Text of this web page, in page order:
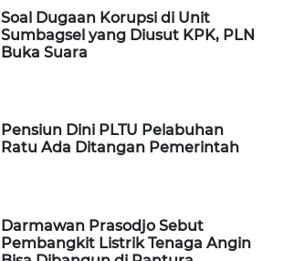
Soal Dugaan Korupsi di Unit
Sumbagsel yang Diusut KPK, PLN
Buka Suara
Pensiun Dini PLTU Pelabuhan
Ratu Ada Ditangan Pemerintah
Darmawan Prasodjo Sebut
Pembangkit Listrik Tenaga Angin